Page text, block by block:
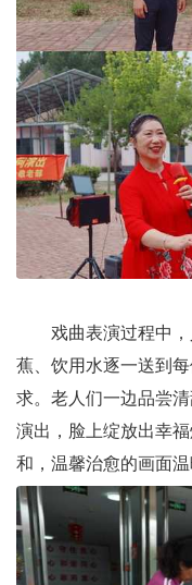
戏曲表演过程中，
蕉、饮用水逐一送到
求。老人们一边品尝
演出，脸上绽放出幸
和，温馨治愈的画面温